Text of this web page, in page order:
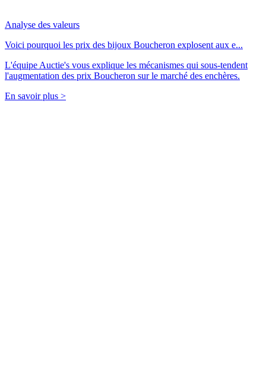
Analyse des valeurs
Voici pourquoi les prix des bijoux Boucheron explosent aux e...
L'équipe Auctie's vous explique les mécanismes qui sous-tendent
l'augmentation des prix Boucheron sur le marché des enchères.
En savoir plus >